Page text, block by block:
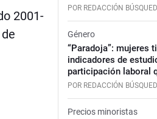
2001-
POR REDACCIÓN
Género
“Paradoja”: mujeres
indicadores de
participación laboral
POR REDACCIÓN
Precios minoristas